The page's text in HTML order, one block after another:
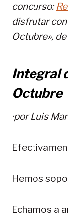
concurso:
disfrutar con
Octubre», de
Integral
Octubre
·porLuis
Hemos
Echamos a